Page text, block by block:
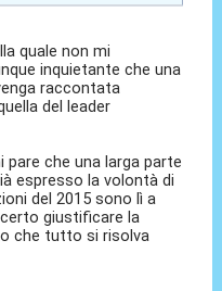
quale non mi
inquietante che una
raccontata
del leader
che una larga parte
espresso la volontà di
del 2015 sono lì a
giustificare la
che tutto si risolva